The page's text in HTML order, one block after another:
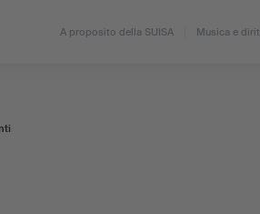
A proposito della SUISA Musica e